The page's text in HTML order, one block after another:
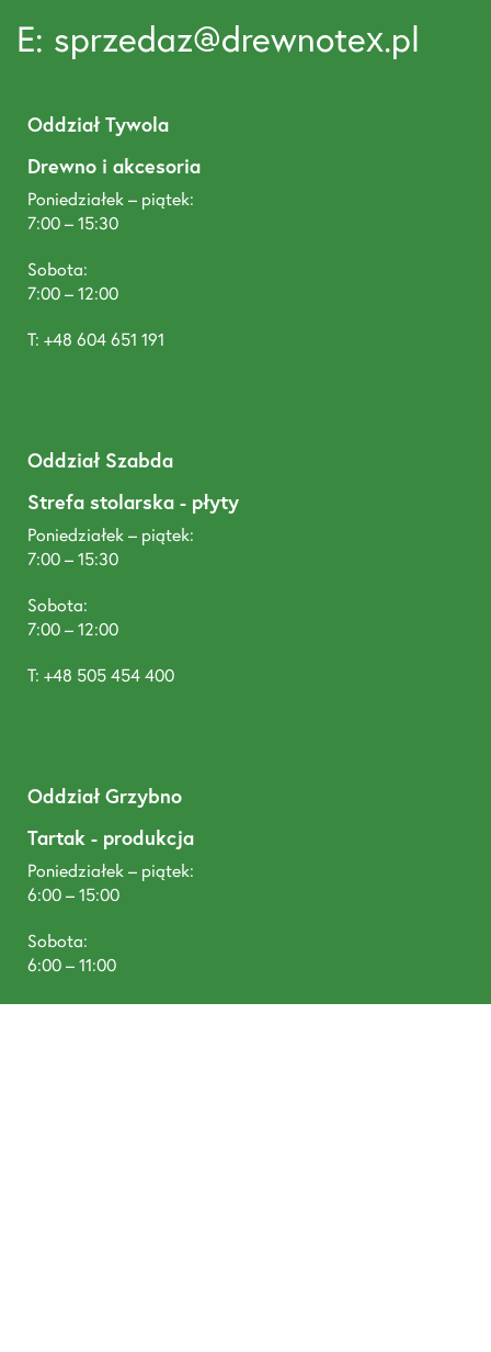
E: sprzedaz@drewnotex.pl
Oddział Tywola
Drewno i akcesoria
Poniedziałek – piątek:
7:00 – 15:30
Sobota:
7:00 – 12:00
T: +48 604 651 191
Oddział Szabda
Strefa stolarska - płyty
Poniedziałek – piątek:
7:00 – 15:30
Sobota:
7:00 – 12:00
T: +48 505 454 400
Oddział Grzybno
Tartak - produkcja
Poniedziałek – piątek:
6:00 – 15:00
Sobota:
6:00 – 11:00
T: +48 668 488 680